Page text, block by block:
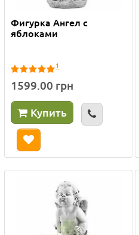
Фигурка Ангел с
яблоками
1
1599.00 грн
Купить